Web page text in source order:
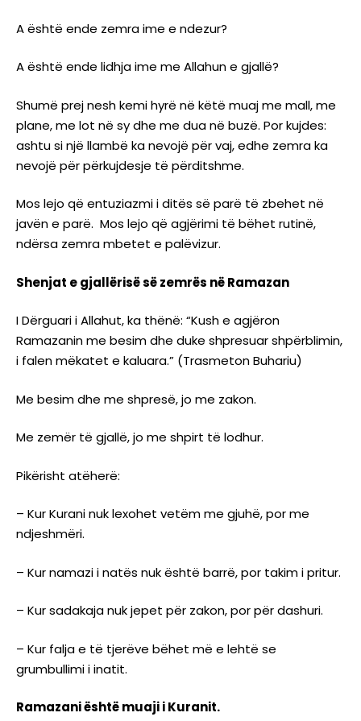
A është ende zemra ime e ndezur?
A është ende lidhja ime me Allahun e gjallë?
Shumë prej nesh kemi hyrë në këtë muaj me mall, me
plane, me lot në sy dhe me dua në buzë. Por kujdes:
ashtu si një llambë ka nevojë për vaj, edhe zemra ka
nevojë për përkujdesje të përditshme.
Mos lejo që entuziazmi i ditës së parë të zbehet në
javën e parë. Mos lejo që agjërimi të bëhet rutinë,
ndërsa zemra mbetet e palëvizur.
Shenjat e gjallërisë së zemrës në Ramazan
I Dërguari i Allahut, ka thënë: “Kush e agjëron
Ramazanin me besim dhe duke shpresuar shpërblimin,
i falen mëkatet e kaluara.” (Trasmeton Buhariu)
Me besim dhe me shpresë, jo me zakon.
Me zemër të gjallë, jo me shpirt të lodhur.
Pikërisht atëherë:
– Kur Kurani nuk lexohet vetëm me gjuhë, por me
ndjeshmëri.
– Kur namazi i natës nuk është barrë, por takim i pritur.
– Kur sadakaja nuk jepet për zakon, por për dashuri.
– Kur falja e të tjerëve bëhet më e lehtë se
grumbullimi i inatit.
Ramazani është muaji i Kuranit.